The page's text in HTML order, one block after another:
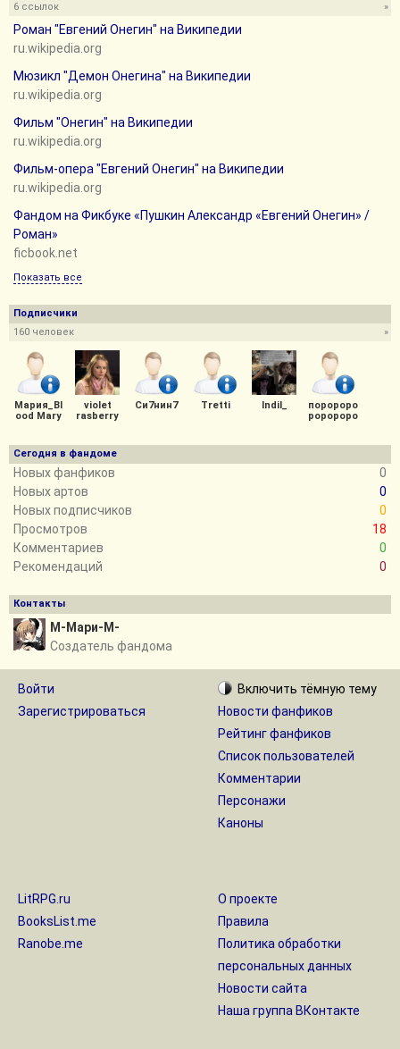
6 ссылок
»
Роман "Евгений Онегин" на Википедии
ru.wikipedia.org
Мюзикл "Демон Онегина" на Википедии
ru.wikipedia.org
Фильм "Онегин" на Википедии
ru.wikipedia.org
Фильм-опера "Евгений Онегин" на Википедии
ru.wikipedia.org
Фандом на Фикбуке «Пушкин Александр «Евгений Онегин» /
Роман»
ficbook.net
Показать все
Подписчики
160 человек
»
Мария_Bl
ood Mary
violet
rasberry
Си7нин7 Tretti Indil_
поророро
роророро
Сегодня в фандоме
Новых фанфиков
0
Новых артов
0
Новых подписчиков
0
Просмотров
18
Комментариев
0
Рекомендаций
0
Контакты
М-Мари-М-
Создатель фандома
Войти
Зарегистрироваться
Включить тёмную тему
Новости фанфиков
Рейтинг фанфиков
Список пользователей
Комментарии
Персонажи
Каноны
LitRPG.ru
BooksList.me
Ranobe.me
О проекте
Правила
Политика обработки
персональных данных
Новости сайта
Наша группа ВКонтакте